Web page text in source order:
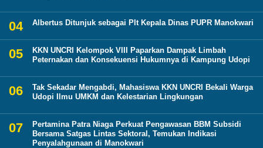
Albertus Ditunjuk sebagai Plt Kepala Dinas PUPR Manokwari
KKN UNCRI Kelompok VIII Paparkan Dampak Limbah
Peternakan dan Konsekuensi Hukumnya di Kampung Udopi
Tak Sekadar Mengabdi, Mahasiswa KKN UNCRI Bekali Warga
Udopi Ilmu UMKM dan Kelestarian Lingkungan
Pertamina Patra Niaga Perkuat Pengawasan BBM Subsidi
Bersama Satgas Lintas Sektoral, Temukan Indikasi
Penyalahgunaan di Manokwari